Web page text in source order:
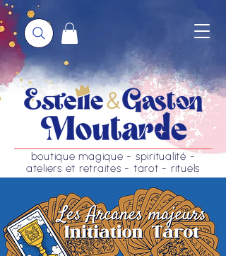
boutique magique - spiritualité -
ateliers et retraites - tarot - rituels